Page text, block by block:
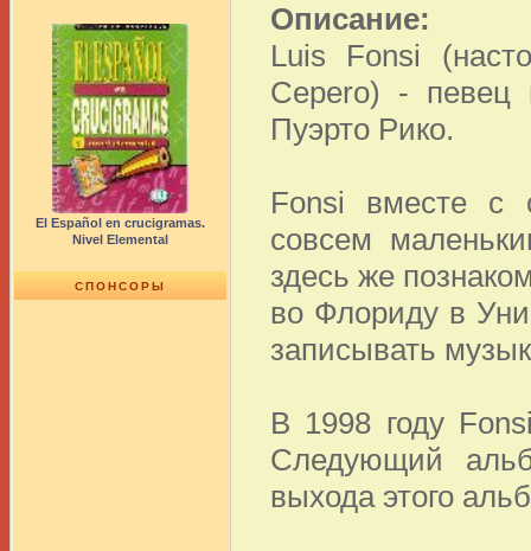
El Español en crucigramas.
Nivel Elemental
СПОНСОРЫ
Описание:
Luis Fonsi
Cepero) - певец
Пуэрто Рико.
Fonsi вместе с
совсем
здесь же
во Флориду в
записывать
В 1998 году
Следующий
выхода этого